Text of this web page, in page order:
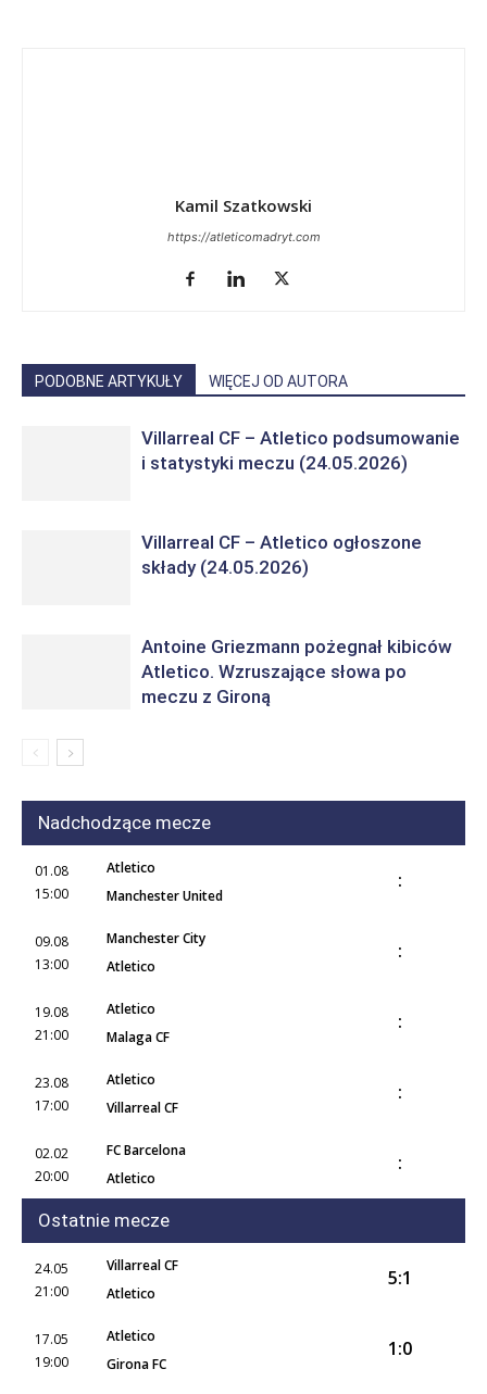
Kamil Szatkowski
https://atleticomadryt.com
PODOBNE ARTYKUŁY WIĘCEJ OD AUTORA
Villarreal CF – Atletico podsumowanie
i statystyki meczu (24.05.2026)
Villarreal CF – Atletico ogłoszone
składy (24.05.2026)
Antoine Griezmann pożegnał kibiców
Atletico. Wzruszające słowa po
meczu z Gironą
Nadchodzące mecze
01.08
15:00
Atletico
Manchester United
:
09.08
13:00
Manchester City
Atletico
:
19.08
21:00
Atletico
Malaga CF
:
23.08
17:00
Atletico
Villarreal CF
:
02.02
20:00
FC Barcelona
Atletico
:
Ostatnie mecze
24.05
21:00
Villarreal CF
Atletico
5:1
17.05
19:00
Atletico
Girona FC
1:0